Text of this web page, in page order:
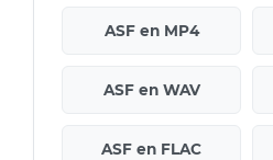
ASF en MP4
ASF en WAV
ASF en FLAC